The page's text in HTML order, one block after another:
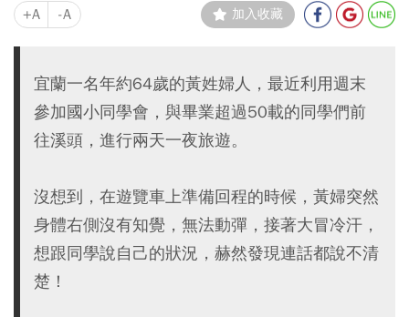
+A -A 加入收藏
宜蘭一名年約64歲的黃姓婦人，最近利用週末
參加國小同學會，與畢業超過50載的同學們前
往溪頭，進行兩天一夜旅遊。
沒想到，在遊覽車上準備回程的時候，黃婦突然
身體右側沒有知覺，無法動彈，接著大冒冷汗，
想跟同學說自己的狀況，赫然發現連話都說不清
楚！